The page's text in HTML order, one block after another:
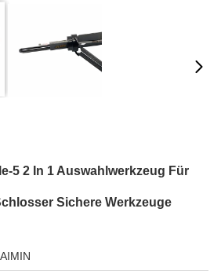
5 2 In 1 Auswahlwerkzeug Für
Sichere Werkzeuge
AIMIN